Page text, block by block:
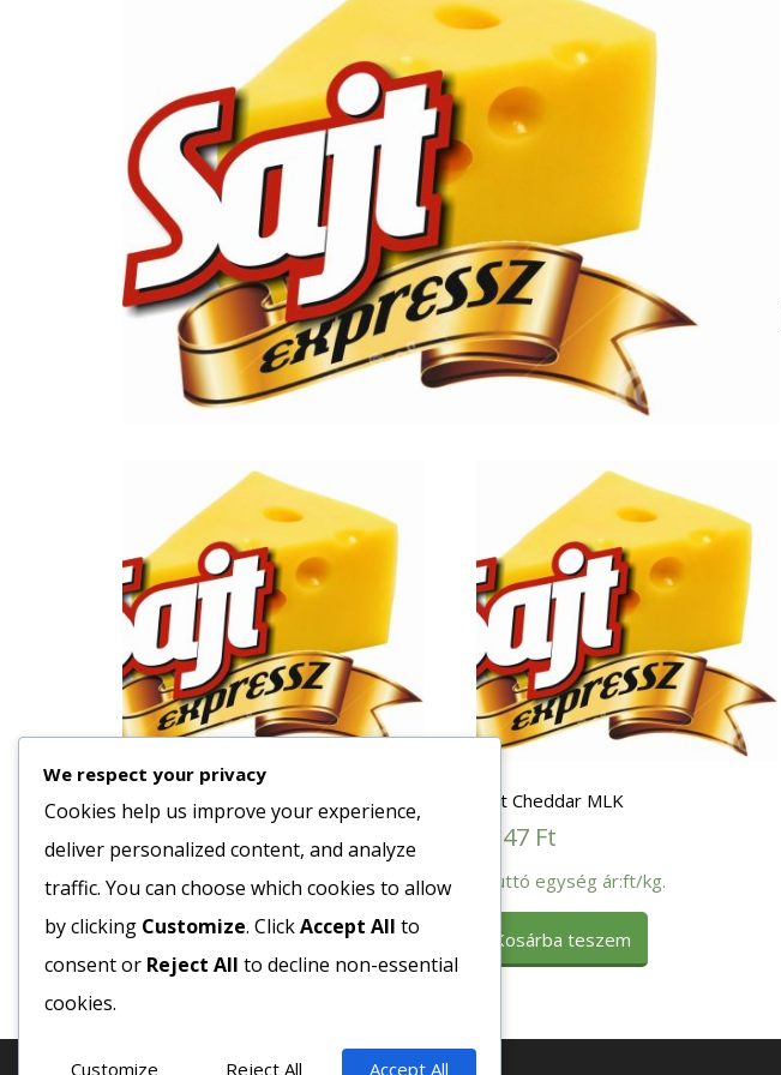
Sajt Trappista Milram Laktózmentes
Ft
Bruttó egység ár:ft/kg.
Kosárba teszem
Sajt Cheddar MLK
4247 Ft
Bruttó egység ár:ft/kg.
Kosárba teszem
We respect your privacy
Cookies help us improve your experience,
deliver personalized content, and analyze
traffic. You can choose which cookies to allow
by clicking Customize. ClickAccept All to
consent or Reject All to decline non-essential
cookies.
Customize Reject All Accept All